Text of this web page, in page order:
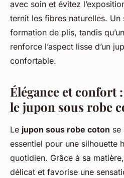
avec soin et évitez
ternit les fibres naturelles.
formation de plis, tandis
renforce l’aspect lisse d’un
confortable.
Élégance et confort
le jupon sous robe
Le jupon sous robe coton se
essentiel pour une silhouette
quotidien. Grâce à sa
délicat et favorise une